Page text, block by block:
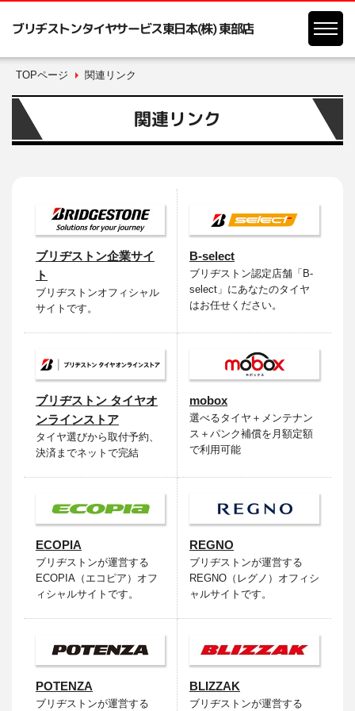
ブリヂストンタイヤサービス東日本(株) 東部店
TOPページ 関連リンク
関連リンク
ブリヂストン企業サイ
ト
ブリヂストンオフィシャル
サイトです。
B-select
ブリヂストン認定店舗「B-
select」にあなたのタイヤ
はお任せください。
ブリヂストン タイヤオ
ンラインストア
タイヤ選びから取付予約、
決済までネットで完結
mobox
選べるタイヤ＋メンテナン
ス＋パンク補償を月額定額
で利用可能
ECOPIA
ブリヂストンが運営する
ECOPIA（エコピア）オフ
ィシャルサイトです。
REGNO
ブリヂストンが運営する
REGNO（レグノ）オフィシ
ャルサイトです。
POTENZA
ブリヂストンが運営する
BLIZZAK
ブリヂストンが運営する